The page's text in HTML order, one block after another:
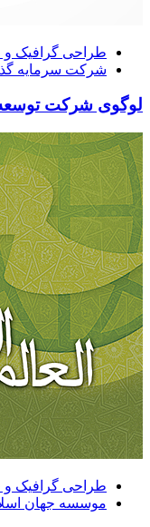
طراحی گرافیک
شرکت سرمایه
لوگوی شرکت
طراحی گرافیک
موسسه جهان